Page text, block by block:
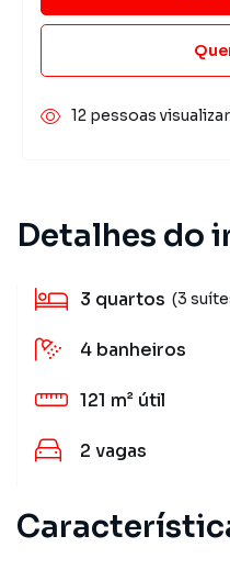
Detalhes do
3 quartos (3
4 banheiros
121 m² útil
2 vagas
12 pessoas